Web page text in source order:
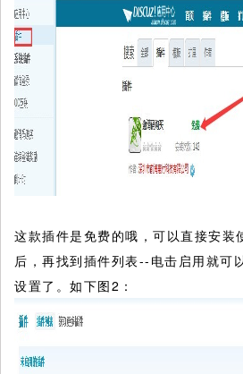
这款插件是免费的哦，可以直接安装
后，再找到插件列表--电击启用就可
设置了。如下图2：